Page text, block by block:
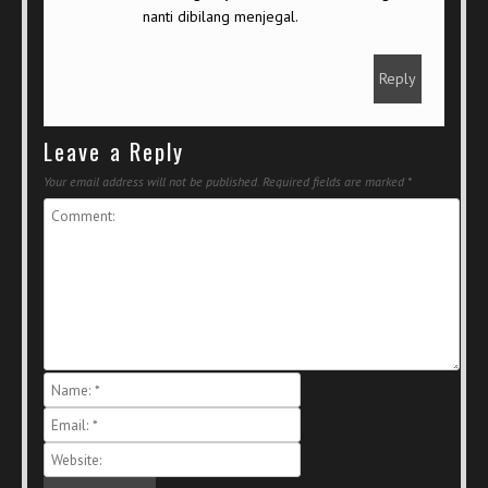
nanti dibilang menjegal.
Reply
Leave a Reply
Your email address will not be published. Required fields are marked *